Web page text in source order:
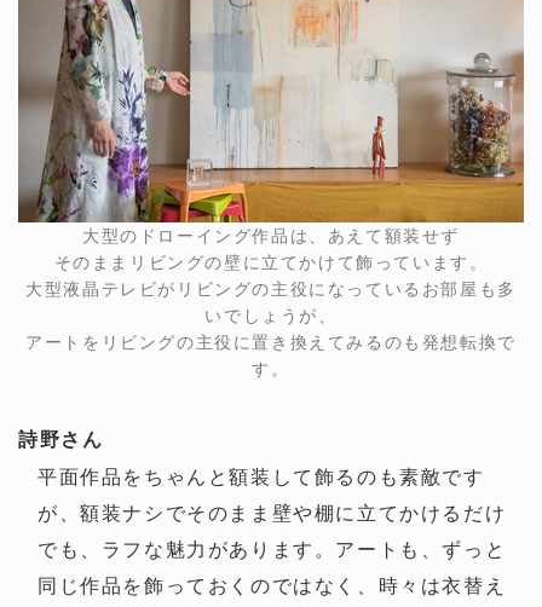
大型のドローイング作品は、あえて額装せず
そのままリビングの壁に立てかけて飾っています。
大型液晶テレビがリビングの主役になっているお部屋も多
いでしょうが、
アートをリビングの主役に置き換えてみるのも発想転換で
す。
詩野さん
平面作品をちゃんと額装して飾るのも素敵です
が、額装ナシでそのまま壁や棚に立てかけるだけ
でも、ラフな魅力があります。アートも、ずっと
同じ作品を飾っておくのではなく、時々は衣替え